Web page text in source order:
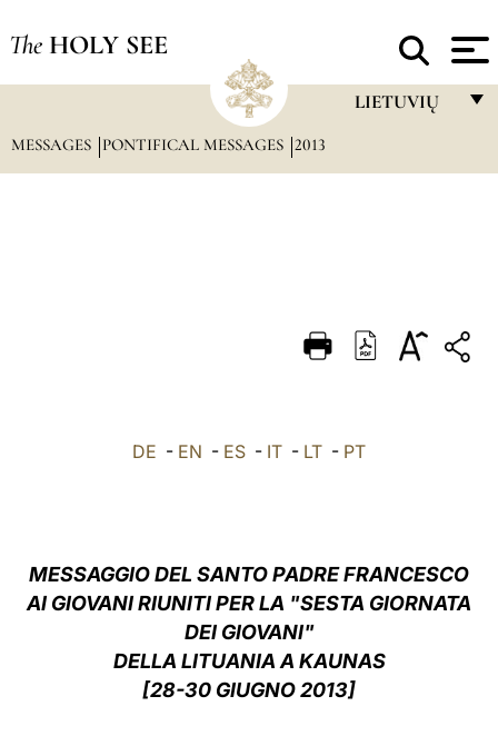
The HOLY SEE
LIETUVIŲ
DEUTSCH
العربيّة
MESSAGES PONTIFICAL MESSAGES 2013
DE - EN - ES - IT - LT - PT
MESSAGGIO DEL SANTO PADRE FRANCESCO
AI GIOVANI RIUNITI PER LA "SESTA GIORNATA
DEI GIOVANI"
DELLA LITUANIA A KAUNAS
[28-30 GIUGNO 2013]